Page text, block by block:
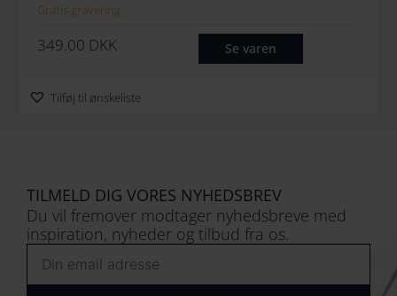
Gratis gravering
349.00 DKK Se varen
Tilføj til ønskeliste
TILMELD DIG VORES NYHEDSBREV
Du vil fremover modtager nyhedsbreve med
inspiration, nyheder og tilbud fra os.
Email